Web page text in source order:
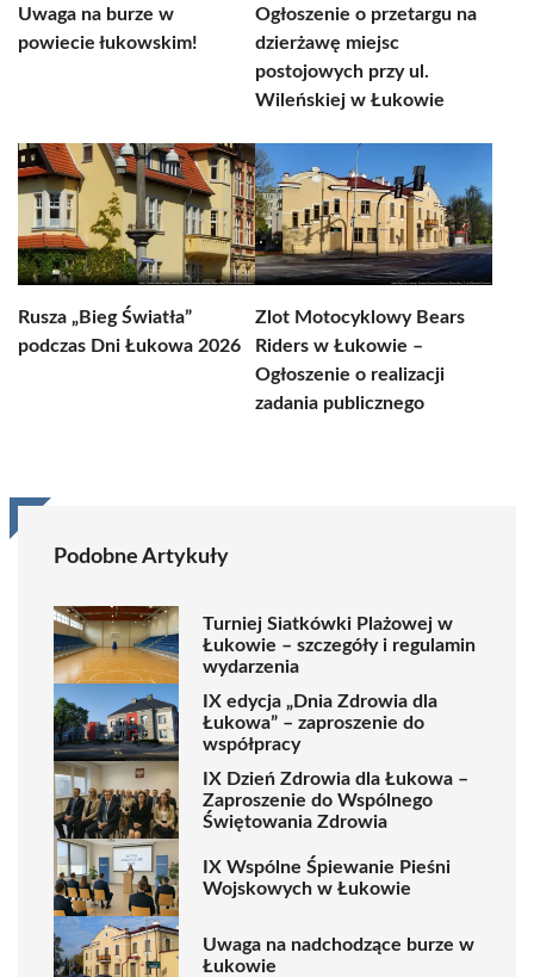
Uwaga na burze w
powiecie łukowskim!
Ogłoszenie o przetargu na
dzierżawę miejsc
postojowych przy ul.
Wileńskiej w Łukowie
Rusza „Bieg Światła”
podczas Dni Łukowa 2026
Zlot Motocyklowy Bears
Riders w Łukowie –
Ogłoszenie o realizacji
zadania publicznego
Podobne Artykuły
Turniej Siatkówki Plażowej w
Łukowie – szczegóły i regulamin
wydarzenia
IX edycja „Dnia Zdrowia dla
Łukowa” – zaproszenie do
współpracy
IX Dzień Zdrowia dla Łukowa –
Zaproszenie do Wspólnego
Świętowania Zdrowia
IX Wspólne Śpiewanie Pieśni
Wojskowych w Łukowie
Uwaga na nadchodzące burze w
Łukowie